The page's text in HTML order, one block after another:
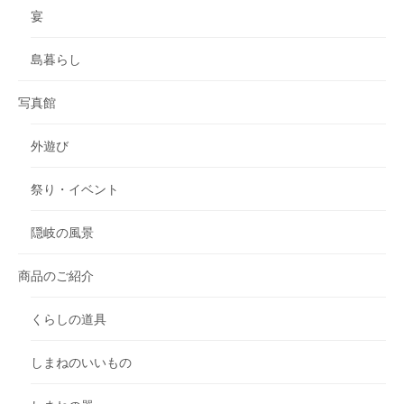
宴
島暮らし
写真館
外遊び
祭り・イベント
隠岐の風景
商品のご紹介
くらしの道具
しまねのいいもの